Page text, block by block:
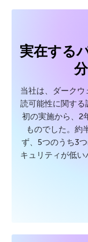
実在する
当社は、ダーク
読可能性に関す
初の実施から、2
ものでした。約
ず、5つのうち3
キュリティが低